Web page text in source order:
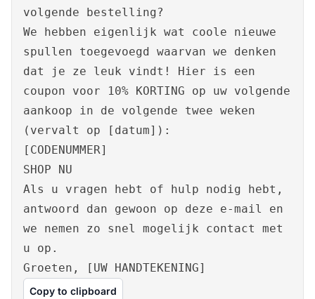
volgende bestelling?
We hebben eigenlijk wat coole nieuwe
spullen toegevoegd waarvan we denken
dat je ze leuk vindt! Hier is een
coupon voor 10% KORTING op uw volgende
aankoop in de volgende twee weken
(vervalt op [datum]):
[CODENUMMER]
SHOP NU
Als u vragen hebt of hulp nodig hebt,
antwoord dan gewoon op deze e-mail en
we nemen zo snel mogelijk contact met
u op.
Groeten, [UW HANDTEKENING]
Copy to clipboard